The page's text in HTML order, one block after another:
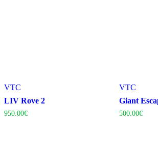
VTC
LIV Rove 2
950.00€
VTC
Giant
500.00€